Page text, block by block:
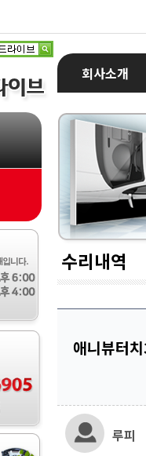
회사소개
수리내역
애니뷰터
루피